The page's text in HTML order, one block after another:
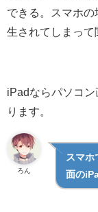
できる。スマホ
生されてしまって
iPadならパソコ
ります。
ろん
スマホ
面の